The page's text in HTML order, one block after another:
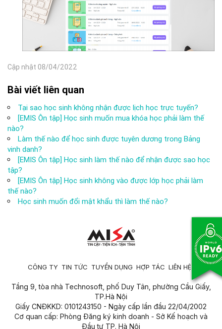
Cập nhật 08/04/2022
Bài viết liên quan
Tại sao học sinh không nhận được lịch học trực tuyến?
[EMIS Ôn tập] Học sinh muốn mua khóa học phải làm thế
nào?
Làm thế nào để học sinh được tuyên dương trong Bảng
vinh danh?
[EMIS Ôn tập] Học sinh làm thế nào để nhận được sao học
tập?
[EMIS Ôn tập] Học sinh không vào được lớp học phải làm
thế nào?
Học sinh muốn đổi mật khẩu thì làm thế nào?
CÔNG TY TIN TỨC TUYỂN DỤNG HỢP TÁC LIÊN HỆ
Tầng 9, tòa nhà Technosoft, phố Duy Tân, phường Cầu Giấy,
TP.Hà Nội
Giấy CNĐKKD: 0101243150 - Ngày cấp lần đầu 22/04/2002
Cơ quan cấp: Phòng Đăng ký kinh doanh - Sở Kế hoạch và
Đầu tư TP. Hà Nội